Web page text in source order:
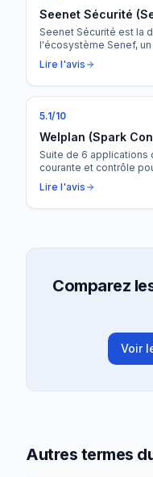
Seenet Sécurité
Seenet Sécurité est la
l'écosystème Senef,
financé à 6,5 millions
Silae pour la paie et
Seenet est l'outsider à
Lire l'avis
5.1/10
Welplan (Spark
Suite de 6 applications
courante et contrôle
Lire l'avis
Comparez
Voir
Autres termes